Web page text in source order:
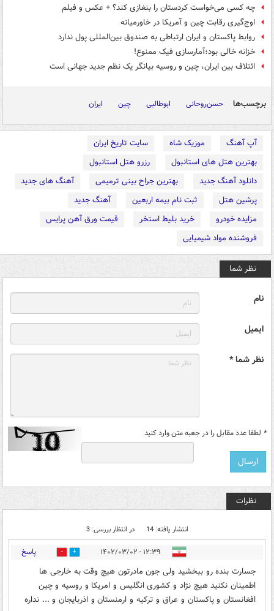
چه کسی می‌خواست کردستان را بنغازی کند؟ + عکس و فیلم
اوج‌گیری رقابت چین و آمریکا در خاورمیانه
روابط پاکستان و ایران ارتباطی به صندوق بین‌المللی پول ندارد
خزانه خالی بود؛آمارسازی فیک ممنوع!
ائتلاف بین ایران، چین و روسیه بیانگر یک نظم جدید جهانی است
برچسب‌ها حسن‌روحانی ابوطالبی چین ایران
آپ آهنگ موزیک شاه
سایت تاریخ ایران
بهترین هتل های استانبول
رزرو هتل استانبول
دانلود آهنگ جدید
بهترین جراح بینی ترمیمی
آهنگ های جدید
پرشین هتل
ثبت نام بیمه اربعین
آهنگ جدید
مزایده خودرو
خرید بلیط استخر
قیمت ورق آهن پرایس
فروشنده مواد شیمیایی
نظر شما
نام
ایمیل
نظر شما *
* لطفا عدد مقابل را در جعبه متن وارد کنید
نظرات
انتشار یافته: 14 در انتظار بررسی: 3
۱۲:۳۹ - ۱۴۰۲/۰۳/۰۲ 0 پاسخ
جسارت بنده رو ببخشید ولی جون مادرتون هیچ وقت به خارجی ها
اطمینان نکنید هیچ نژاد و کشوری انگلیس و امریکا و روسیه و چین
افغانستان و پاکستان و عراق و ترکیه و ارمنستان و اذربایجان و ... نداره